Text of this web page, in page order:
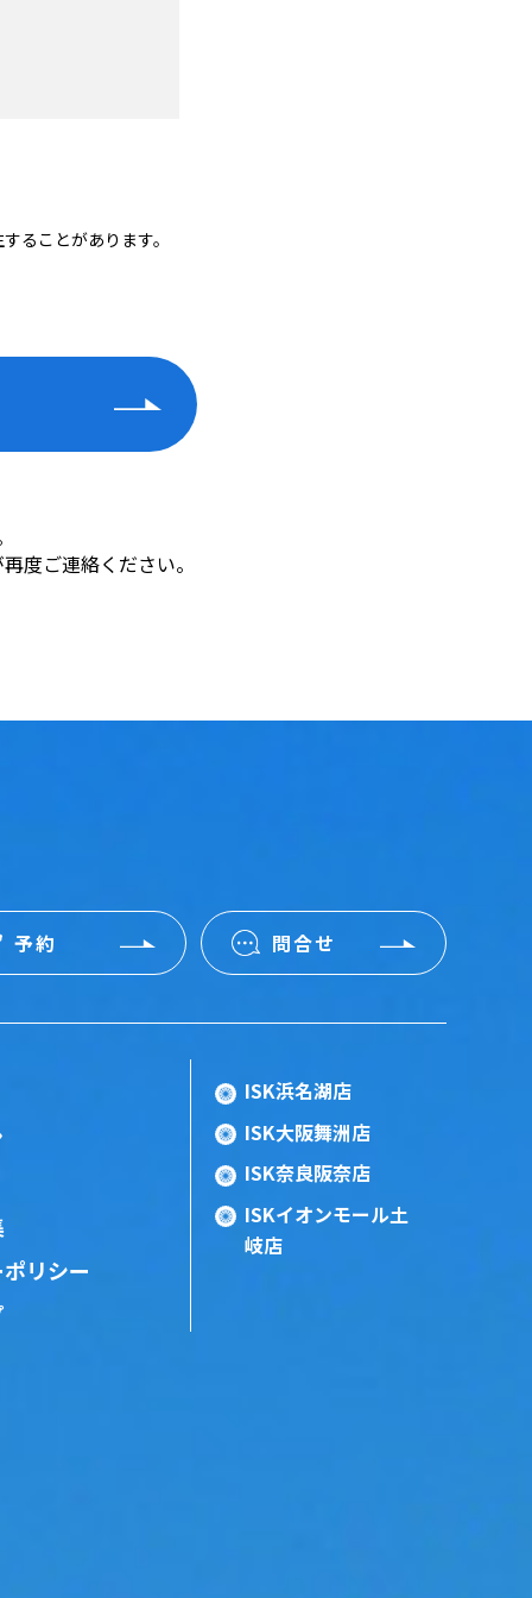
ることがあります。
度ご連絡ください。
予約 問合せ
リシー
ISK浜名湖店
ISK大阪舞洲店
ISK奈良阪奈店
ISKイオンモール土
岐店